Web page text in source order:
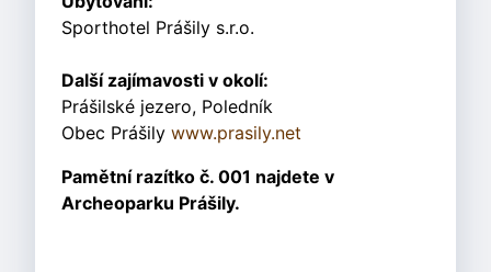
Sporthotel Prášily s.r.o.
Další zajímavosti v okolí:
Prášilské jezero, Poledník
Obec Prášily www.prasily.net
Pamětní razítko č. 001 najdete v
Archeoparku Prášily.